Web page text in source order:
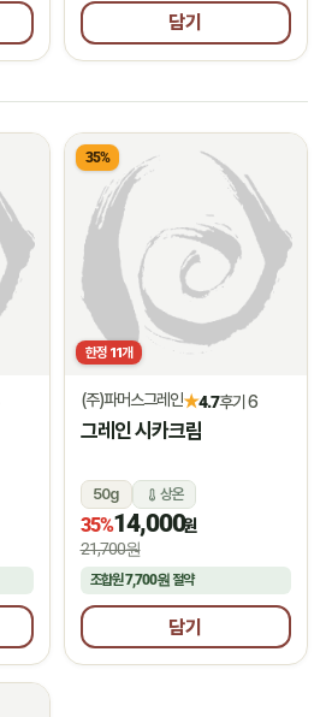
담기
35%
한정 11개
(주)파머스그레인★4.7후기 6
그레인 시카크림
50g 상온
35%14,000원
21,700원
조합원7,700원절약
담기